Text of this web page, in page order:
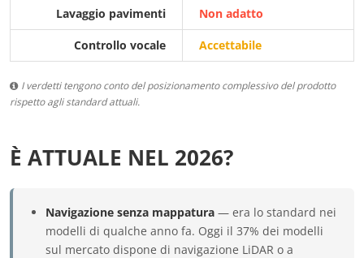
Lavaggio pavimenti Non adatto
Controllo vocale Accettabile
I verdetti tengono conto del posizionamento complessivo del prodotto
rispetto agli standard attuali.
È ATTUALE NEL 2026?
Navigazione senza mappatura — era lo standard nei
modelli di qualche anno fa. Oggi il 37% dei modelli
sul mercato dispone di navigazione LiDAR o a